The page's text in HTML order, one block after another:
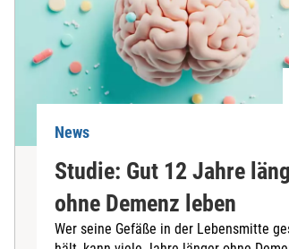
News
Studie: Gut 12 Jahre
ohne Demenz leben
Wer seine Gefäße in der Lebensmitte